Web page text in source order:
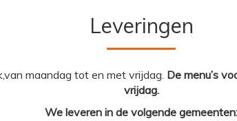
Leveringen
maandag tot en met vrijdag. De menu’s
vrijdag.
We leveren in de volgende gemeenten: